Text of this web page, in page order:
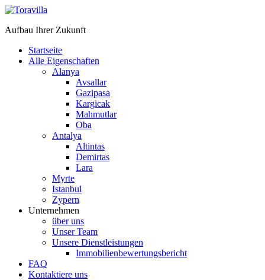
Aufbau Ihrer Zukunft
Startseite
Alle Eigenschaften
Alanya
Avsallar
Gazipasa
Kargicak
Mahmutlar
Oba
Antalya
Altintas
Demirtas
Lara
Myrte
Istanbul
Zypern
Unternehmen
über uns
Unser Team
Unsere Dienstleistungen
Immobilienbewertungsbericht
FAQ
Kontaktiere uns